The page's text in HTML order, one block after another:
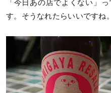
「今日あの店でよくない」
す。そうなれたらいいですね。